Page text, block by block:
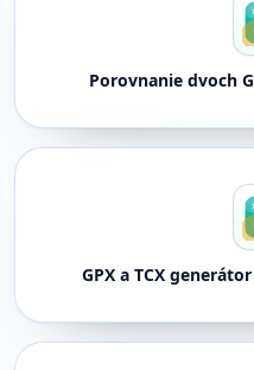
Porovnanie dvoch
GPX a TCX